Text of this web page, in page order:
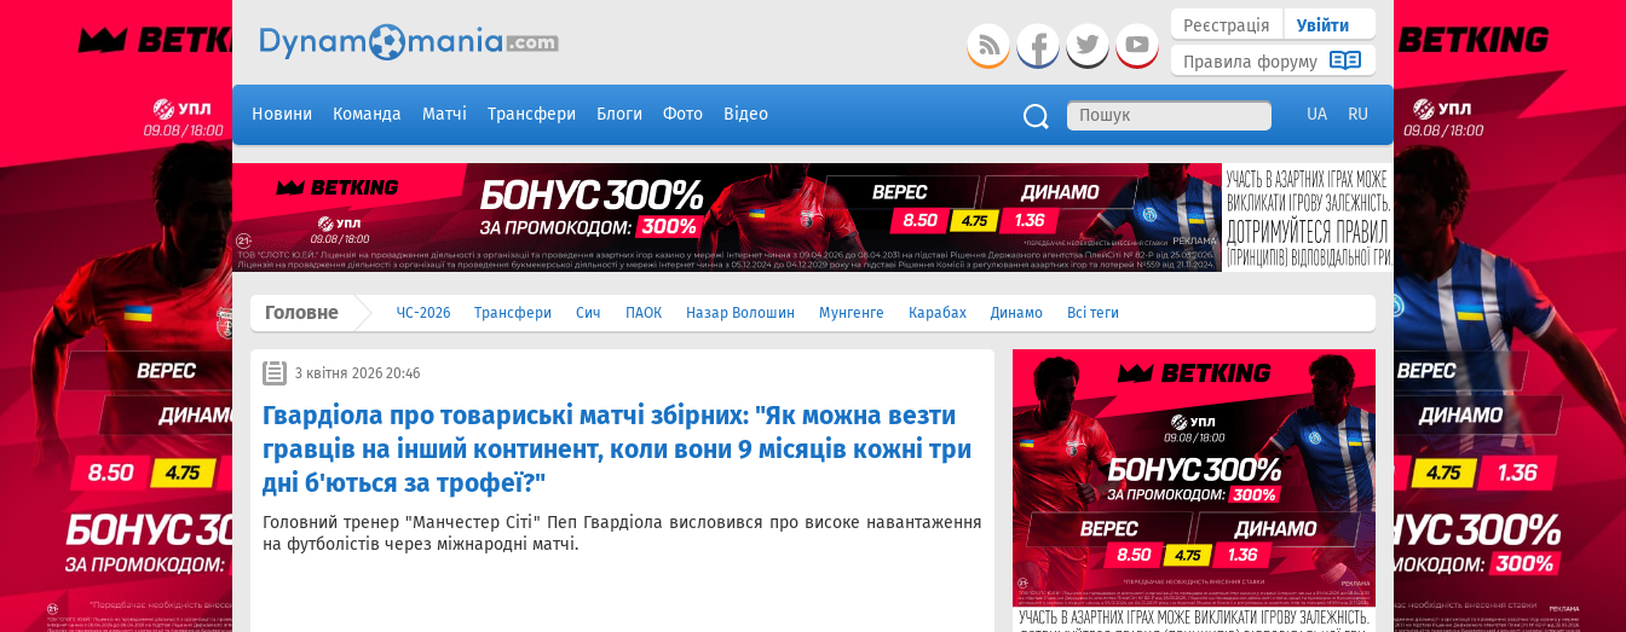
Реєстрація
Увійти
Правила форуму
Новини Команда Матчі Трансфери Блоги Фото Відео UA RU
Головне ЧС-2026 Трансфери Сич ПАОК Назар Волошин Мунгенге Карабах Динамо Всі теги
3 квітня 2026 20:46
Гвардіола про товариські матчі збірних: "Як можна везти
гравців на інший континент, коли вони 9 місяців кожні три
дні б'ються за трофеї?"
Головний тренер "Манчестер Сіті" Пеп Гвардіола висловився про високе навантаження
на футболістів через міжнародні матчі.